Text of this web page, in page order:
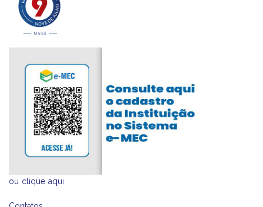
ou clique aqui